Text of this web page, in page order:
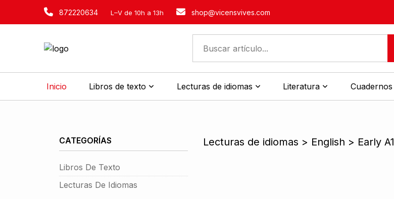
872220634 L–V de 10h a 13h shop@vicensvives.com
Inicio Libros de texto Lecturas de idiomas Literatura Cuadernos
Lecturas de idiomas > English > Early A1
CATEGORÍAS
Libros De Texto
Lecturas De Idiomas